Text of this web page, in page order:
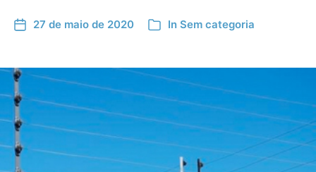
27 de maio de 2020 In Sem categoria